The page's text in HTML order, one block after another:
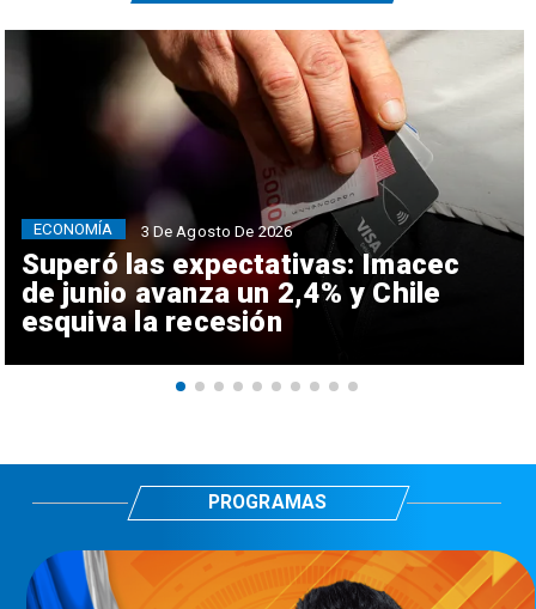
Superó las expectativas: Imacec
de junio avanza un 2,4% y Chile
esquiva la recesión
ECONOMÍA 3 De Agosto De 2026
PROGRAMAS